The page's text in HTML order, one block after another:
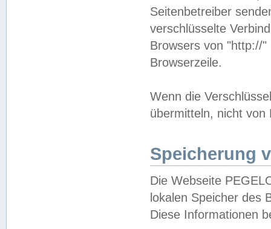
Seitenbetreiber
verschlüsselte
Browsers von "http://
Browserzeile.
Wenn die
übermitteln, nicht von
Speicherung
Die Webseite
lokalen Speicher des
Diese Informationen